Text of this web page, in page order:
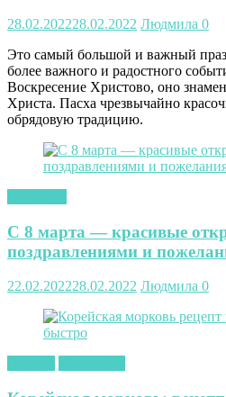
28.02.202228.02.2022 Людмила 0
Это самый большой и важный
более важного и радостного
Воскресение Христово, оно
Христа. Пасха чрезвычайно
обрядовую традицию.
С 8 марта — красивые
поздравлениями и
22.02.202228.02.2022 Людмила 0